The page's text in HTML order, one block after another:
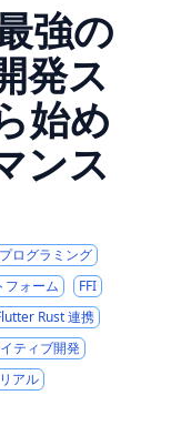
強の
発ス
始め
ンス
プログラミング
フォーム
FFI
Rust 連携
ティブ開発
アル